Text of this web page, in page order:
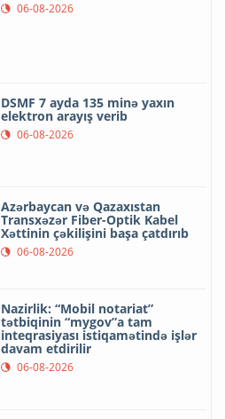
06-08-2026
DSMF 7 ayda 135 minə yaxın
elektron arayış verib
06-08-2026
Azərbaycan və Qazaxıstan
Transxəzər Fiber-Optik Kabel
Xəttinin çəkilişini başa çatdırıb
06-08-2026
Nazirlik: “Mobil notariat”
tətbiqinin “mygov”a tam
inteqrasiyası istiqamətində işlər
davam etdirilir
06-08-2026